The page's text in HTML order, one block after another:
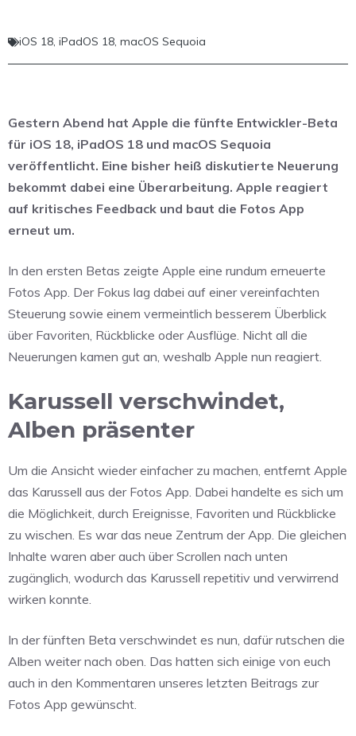
iOS 18, iPadOS 18, macOS Sequoia
Gestern Abend hat Apple die fünfte Entwickler-Beta
für iOS 18, iPadOS 18 und macOS Sequoia
veröffentlicht. Eine bisher heiß diskutierte Neuerung
bekommt dabei eine Überarbeitung. Apple reagiert
auf kritisches Feedback und baut die Fotos App
erneut um.
In den ersten Betas zeigte Apple eine rundum erneuerte
Fotos App. Der Fokus lag dabei auf einer vereinfachten
Steuerung sowie einem vermeintlich besserem Überblick
über Favoriten, Rückblicke oder Ausflüge. Nicht all die
Neuerungen kamen gut an, weshalb Apple nun reagiert.
Karussell verschwindet,
Alben präsenter
Um die Ansicht wieder einfacher zu machen, entfernt Apple
das Karussell aus der Fotos App. Dabei handelte es sich um
die Möglichkeit, durch Ereignisse, Favoriten und Rückblicke
zu wischen. Es war das neue Zentrum der App. Die gleichen
Inhalte waren aber auch über Scrollen nach unten
zugänglich, wodurch das Karussell repetitiv und verwirrend
wirken konnte.
In der fünften Beta verschwindet es nun, dafür rutschen die
Alben weiter nach oben. Das hatten sich einige von euch
auch in den Kommentaren unseres letzten Beitrags zur
Fotos App gewünscht.